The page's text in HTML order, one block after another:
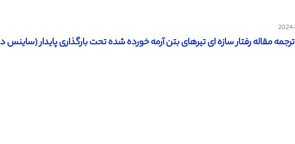
مقاله رفتار سازه ای تیرهای بتن آرمه خورده شده تحت بارگذاری پایدار (ساینس